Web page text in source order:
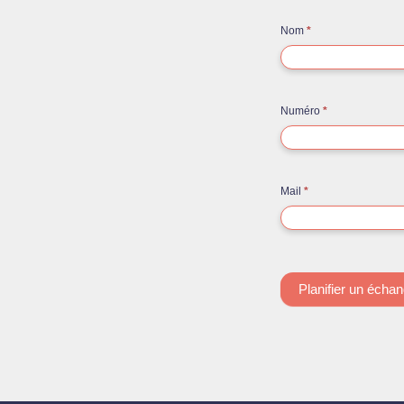
Nom*
Numéro*
Mail*
Planifier un